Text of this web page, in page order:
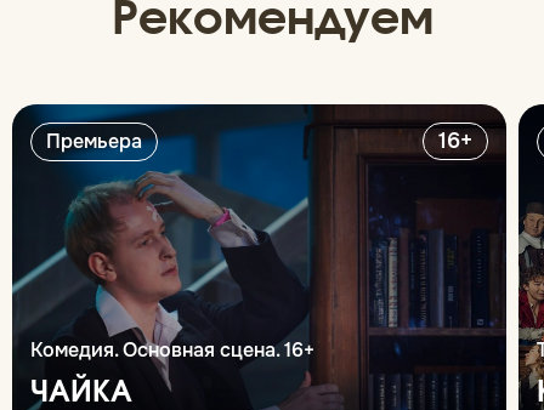
Рекомендуем
Премьера 16+
Комедия. Основная сцена. 16+
ЧАЙКА